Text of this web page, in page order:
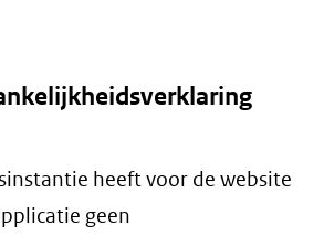
heeft voor de website
geen